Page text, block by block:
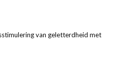
van geletterdheid met